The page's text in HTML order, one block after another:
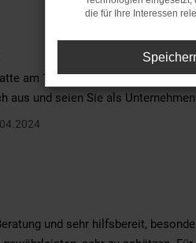
am 15.04.2024 einen Termin
aus und seien Sie als
und sehr hilfsbereit,
die für Ihre Interessen